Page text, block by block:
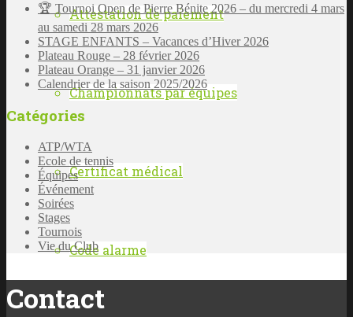
Attestation de paiement
Championnats par équipes
Certificat médical
Code alarme
🏆 Tournoi Open de Pierre Bénite 2026 – du mercredi 4 mars
au samedi 28 mars 2026
STAGE ENFANTS – Vacances d’Hiver 2026
Plateau Rouge – 28 février 2026
Plateau Orange – 31 janvier 2026
Calendrier de la saison 2025/2026
Catégories
ATP/WTA
Ecole de tennis
Équipes
Événement
Soirées
Stages
Tournois
Vie du Club
Contact